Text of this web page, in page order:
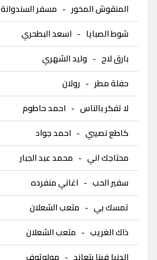
المنقوش المخور - مسفر السندوانة
شوط الصبايا - اسعد البطحري
بارق لاح - وليد الشهري
حفلة مطر - رولان
لا تفكر بالناس - احمد حاطوم
كاطع نصيبي - احمد جواد
محتاجك اني - محمد عبد الجبار
سفير الحب - اغاني منفرده
تمسك بي - متعب الشعلان
ذاك الغريب - متعب الشعلان
الدنيا فينا بتعاند - مولوتوف